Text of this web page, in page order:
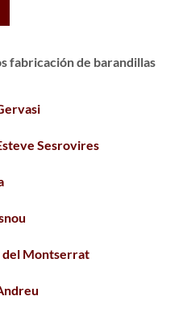
fabricación de barandillas
Sesrovires
del Montserrat